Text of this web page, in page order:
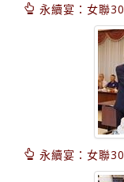
永續宴：女聯
永續宴：女聯